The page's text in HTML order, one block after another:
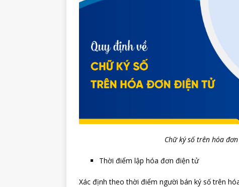
Chữ ký số trên hóa
Thời điểm lập hóa đơn điện tử
Xác định theo thời điểm người bán ký số trên